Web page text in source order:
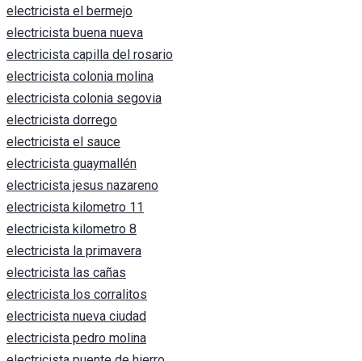
electricista el bermejo
electricista buena nueva
electricista capilla del rosario
electricista colonia molina
electricista colonia segovia
electricista dorrego
electricista el sauce
electricista guaymallén
electricista jesus nazareno
electricista kilometro 11
electricista kilometro 8
electricista la primavera
electricista las cañas
electricista los corralitos
electricista nueva ciudad
electricista pedro molina